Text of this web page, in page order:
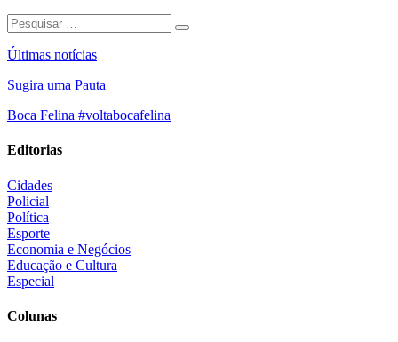
Últimas notícias
Sugira uma Pauta
Boca Felina #voltabocafelina
Editorias
Cidades
Policial
Política
Esporte
Economia e Negócios
Educação e Cultura
Especial
Colunas